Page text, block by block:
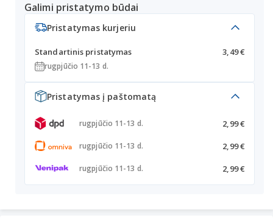
Galimi pristatymo būdai
Pristatymas kurjeriu
Standartinis pristatymas 3,49 €
rugpjūčio 11-13 d.
Pristatymas į paštomatą
rugpjūčio 11-13 d. 2,99 €
rugpjūčio 11-13 d. 2,99 €
rugpjūčio 11-13 d. 2,99 €